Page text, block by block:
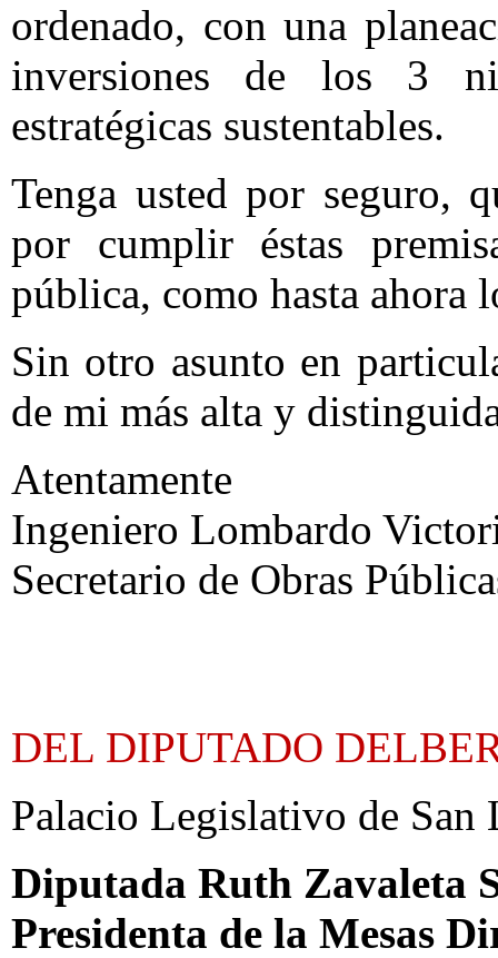
ordenado, con una
inversiones de los 3
estratégicas sustentables.
Tenga usted por seguro,
por cumplir éstas
pública, como hasta ahora
Sin otro asunto en
de mi más alta y
Atentamente
Ingeniero Lombardo
Secretario de Obras
DEL DIPUTADO
Palacio Legislativo de San
Diputada Ruth Zavaleta
Presidenta de la Mesas